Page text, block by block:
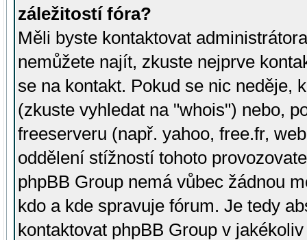
záležitostí fóra?
Měli byste kontaktovat
nemůžete najít, zkuste nejprve
se na kontakt. Pokud se nic neděje,
(zkuste vyhledat na "whois") nebo,
freeserveru (např. yahoo, free.fr,
oddělení stížností tohoto
phpBB Group nemá vůbec žádnou
kdo a kde spravuje fórum. Je tedy
kontaktovat phpBB Group v